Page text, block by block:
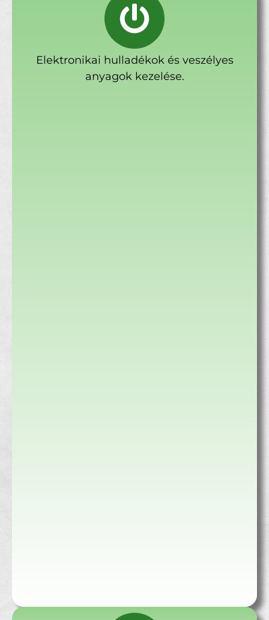
Elektronikai hulladékok és veszélyes
anyagok kezelése.